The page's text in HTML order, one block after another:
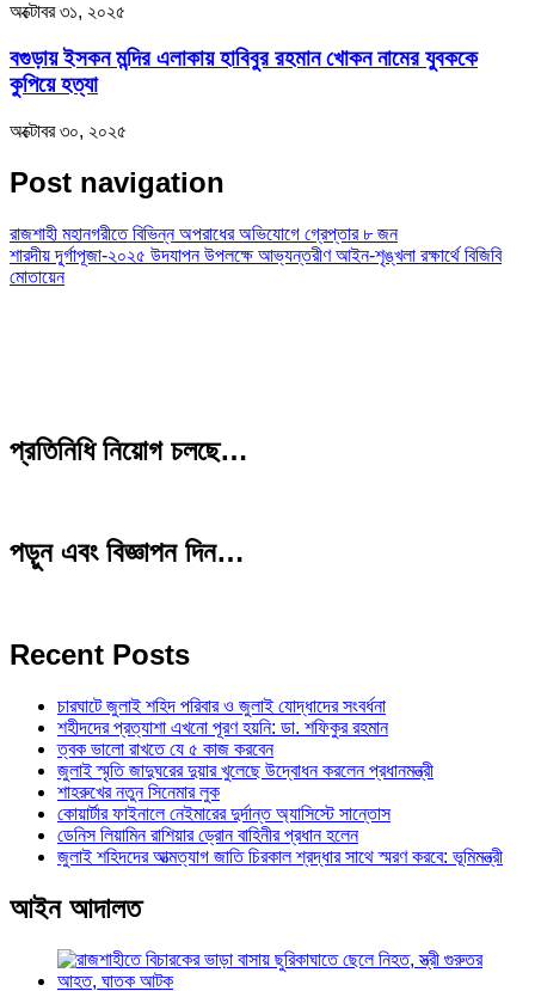
অক্টোবর ৩১, ২০২৫
বগুড়ায় ইসকন মন্দির এলাকায় হাবিবুর রহমান খোকন নামের যুবককে
কুপিয়ে হত্যা
অক্টোবর ৩০, ২০২৫
Post navigation
রাজশাহী মহানগরীতে বিভিন্ন অপরাধের অভিযোগে গ্রেপ্তার ৮ জন
শারদীয় দূ্র্গাপূজা-২০২৫ উদযাপন উপলক্ষে আভ্যন্তরীণ আইন-শৃঙ্খলা রক্ষার্থে বিজিবি
মোতায়েন
প্রতিনিধি নিয়োগ চলছে…
পড়ুন এবং বিজ্ঞাপন দিন…
Recent Posts
চারঘাটে জুলাই শহিদ পরিবার ও জুলাই যোদ্ধাদের সংবর্ধনা
শহীদদের প্রত্যাশা এখনো পূরণ হয়নি: ডা. শফিকুর রহমান
ত্বক ভালো রাখতে যে ৫ কাজ করবেন
জুলাই স্মৃতি জাদুঘরের দুয়ার খুলেছে উদ্বোধন করলেন প্রধানমন্ত্রী
শাহরুখের নতুন সিনেমার লুক
কোয়ার্টার ফাইনালে নেইমারের দুর্দান্ত অ্যাসিস্টে সান্তোস
ডেনিস লিয়ামিন রাশিয়ার ড্রোন বাহিনীর প্রধান হলেন
জুলাই শহিদদের আত্মত্যাগ জাতি চিরকাল শ্রদ্ধার সাথে স্মরণ করবে: ভূমিমন্ত্রী
আইন আদালত